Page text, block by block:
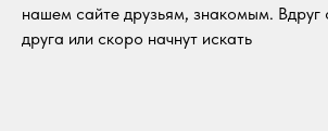
нашем сайте друзьям, знакомым. Вдруг
друга или скоро начнут искать